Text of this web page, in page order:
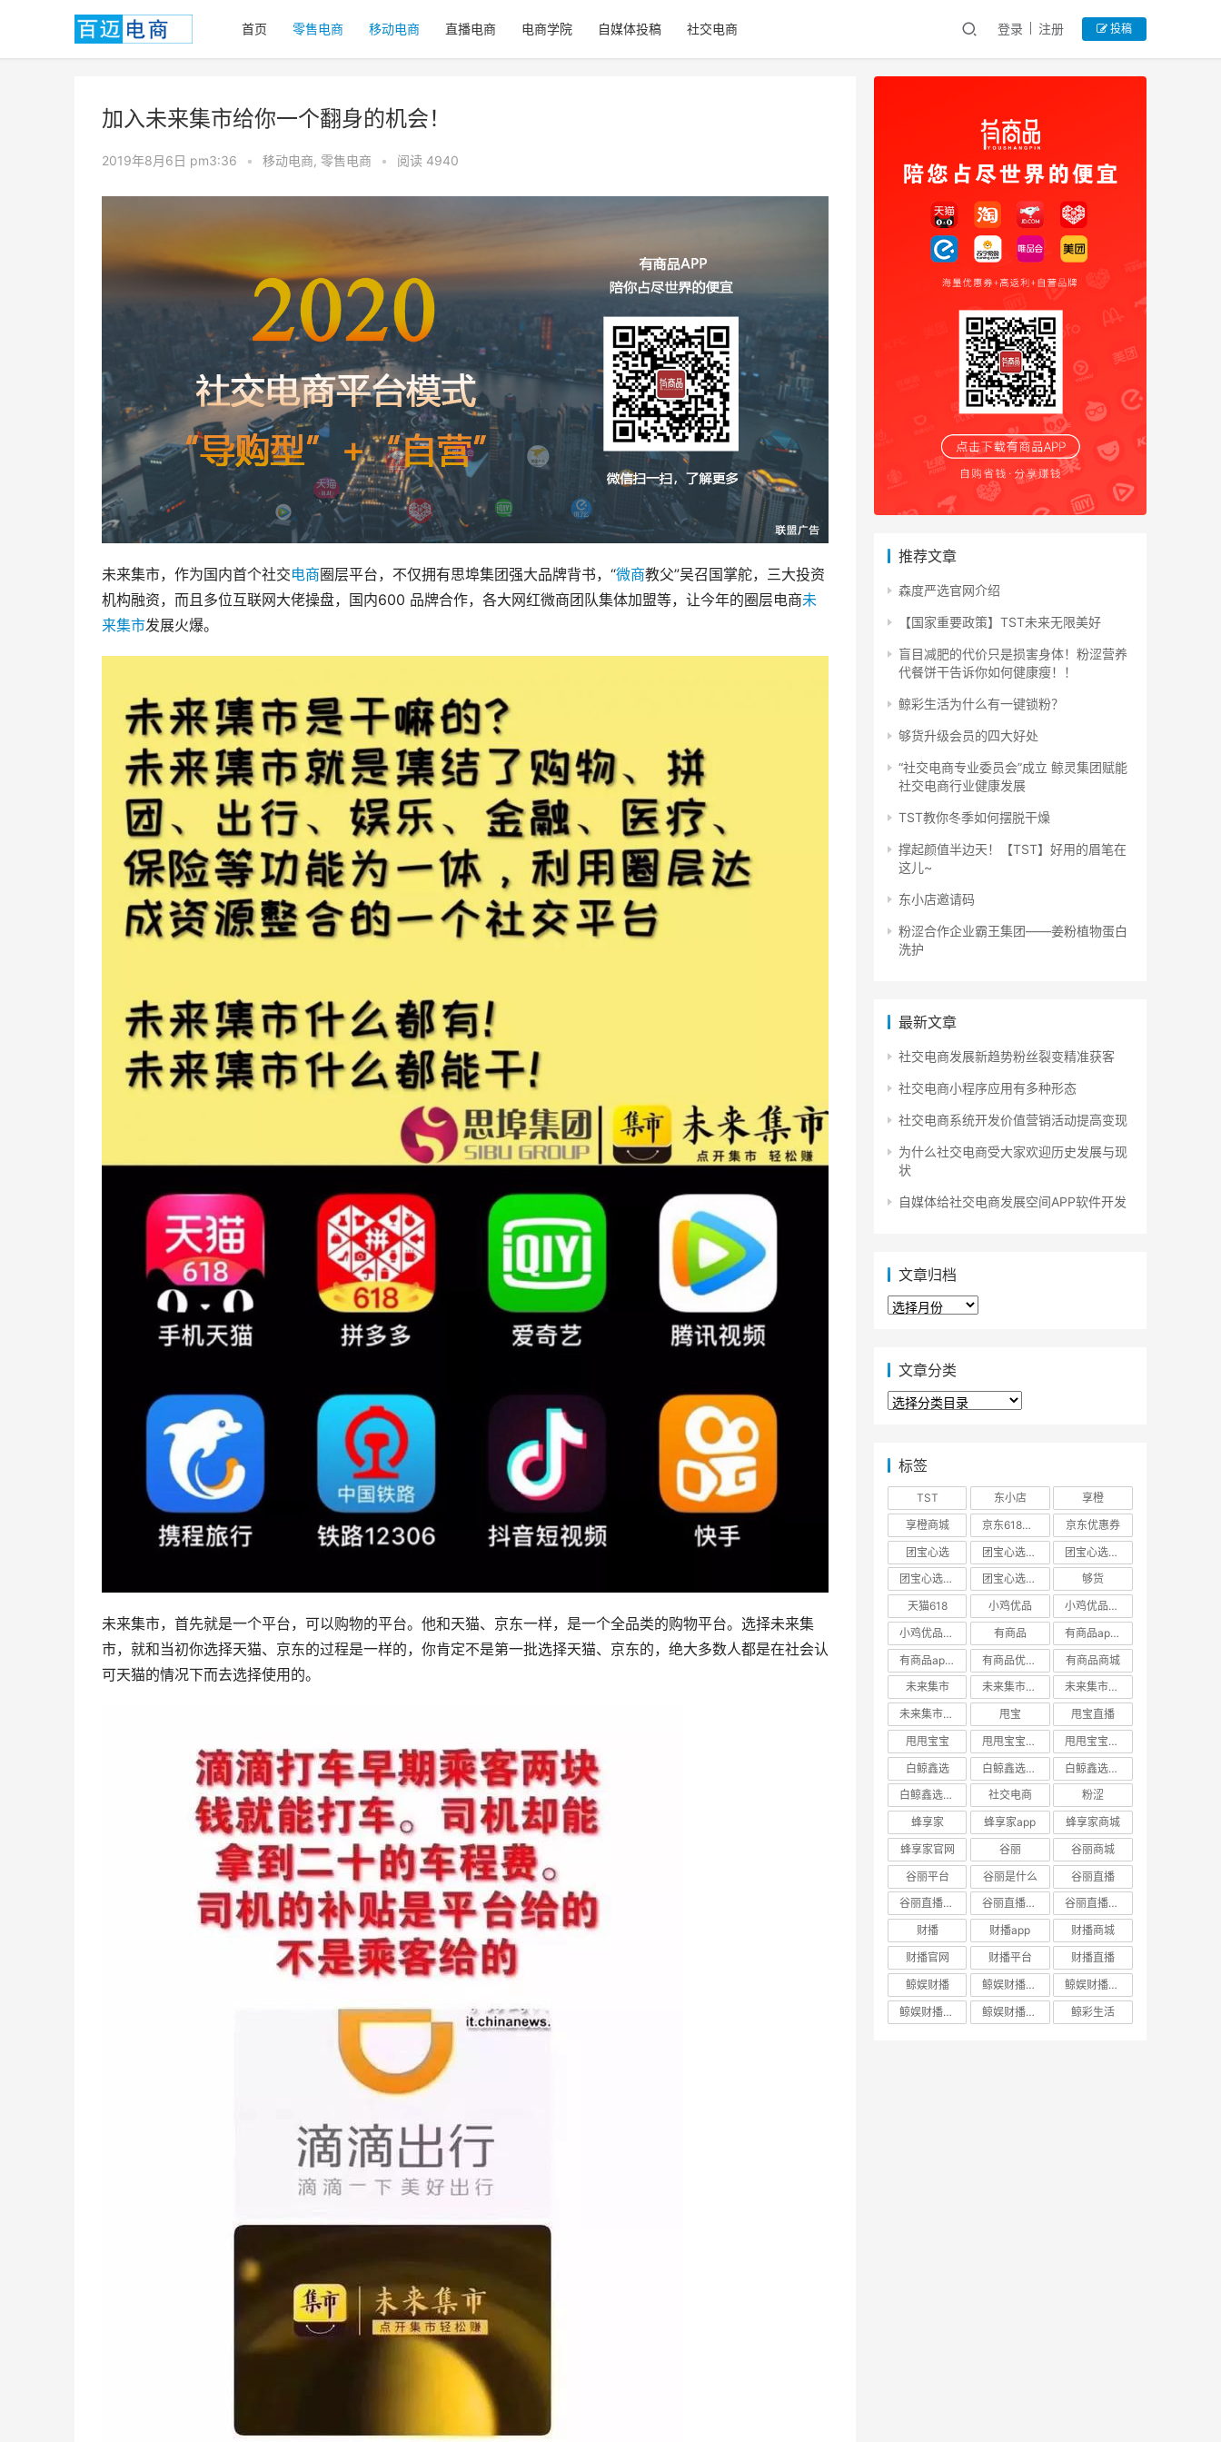
首页 零售电商 移动电商 直播电商 电商学院 自媒体投稿 社交电商 登录 注册 投稿
加入未来集市给你一个翻身的机会！
2019年8月6日 pm3:36 • 移动电商, 零售电商 • 阅读 4940
未来集市，作为国内首个社交电商圈层平台，不仅拥有思埠集团强大品牌背书，“微商教父”吴召国掌舵，三大投资
机构融资，而且多位互联网大佬操盘，国内600 品牌合作，各大网红微商团队集体加盟等，让今年的圈层电商未
来集市发展火爆。
未来集市，首先就是一个平台，可以购物的平台。他和天猫、京东一样，是一个全品类的购物平台。选择未来集
市，就和当初你选择天猫、京东的过程是一样的，你肯定不是第一批选择天猫、京东的，绝大多数人都是在社会认
可天猫的情况下而去选择使用的。
推荐文章
森度严选官网介绍
【国家重要政策】TST未来无限美好
盲目减肥的代价只是损害身体！粉涩营养
代餐饼干告诉你如何健康瘦！！
鲸彩生活为什么有一键锁粉？
够货升级会员的四大好处
“社交电商专业委员会”成立 鲸灵集团赋能
社交电商行业健康发展
TST教你冬季如何摆脱干燥
撑起颜值半边天！【TST】好用的眉笔在
这儿~
东小店邀请码
粉涩合作企业霸王集团——姜粉植物蛋白
洗护
最新文章
社交电商发展新趋势粉丝裂变精准获客
社交电商小程序应用有多种形态
社交电商系统开发价值营销活动提高变现
为什么社交电商受大家欢迎历史发展与现
状
自媒体给社交电商发展空间APP软件开发
文章归档
文
文章分类
文
标签
TST 东小店
享橙
享橙商城
京东618大促优惠券
京东优惠券
团宝心选
团宝心选商城
团宝心选官方网站
团宝心选官网
团宝心选小程序
够货
天猫618
小鸡优品
小鸡优品商城
小鸡优品官网
有商品
有商品app下载
有商品app邀请码
有商品优惠券
有商品商城
未来集市
未来集市app
未来集市商城
未来集市邀请码
甩宝
甩宝直播
甩甩宝宝
甩甩宝宝商城
甩甩宝宝直播
白鲸鑫选
白鲸鑫选APP
白鲸鑫选商城
白鲸鑫选官网
社交电商
粉涩
蜂享家
蜂享家app
蜂享家商城
蜂享家官网
谷丽
谷丽商城
谷丽平台
谷丽是什么
谷丽直播
谷丽直播官网
谷丽直播平台
谷丽直播怎么加入
财播
财播app
财播商城
财播官网
财播平台
财播直播
鲸娱财播
鲸娱财播app
鲸娱财播商城
鲸娱财播官网
鲸娱财播直播 鲸彩生活